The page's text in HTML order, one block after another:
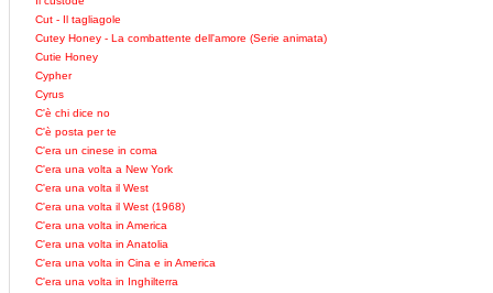
Cut - Il tagliagole
Cutey Honey - La combattente dell'amore (Serie animata)
Cutie Honey
Cypher
Cyrus
C'è chi dice no
C'è posta per te
C'era un cinese in coma
C'era una volta a New York
C'era una volta il West
C'era una volta il West (1968)
C'era una volta in America
C'era una volta in Anatolia
C'era una volta in Cina e in America
C'era una volta in Inghilterra